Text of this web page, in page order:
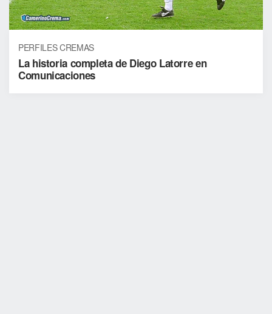
PERFILES CREMAS
La historia completa de Diego Latorre en
Comunicaciones